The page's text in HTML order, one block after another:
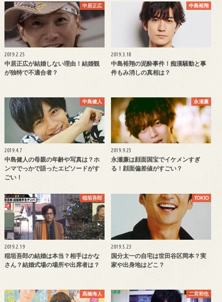
中居正広
2019.2.25
中居正広が結婚しない理由！結婚観
が独特で不適合者？
中島裕翔
2019.3.18
中島裕翔の泥酔事件！痴漢騒動と事
件もみ消しの真相は？
中島健人
2019.4.7
中島健人の母親の年齢や写真は？ホ
ンマでっかで語ったエピソードがす
ごい！
永瀬廉
2019.9.25
永瀬廉は顔面国宝でイケメンすぎ
る！顔面偏差値がすごい？
稲垣吾郎
2019.2.19
稲垣吾郎の結婚は本当？相手はかな
さん？結婚式場の場所や出席者は？
TOKIO
2019.5.23
国分太一の自宅は世田谷区岡本？実
家や出身地はどこ？
髙橋海人 二宮和也